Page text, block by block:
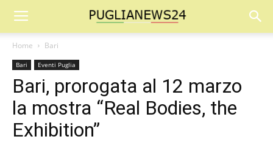
Home Bari
Bari Eventi Puglia
Bari, prorogata al 12 marzo
la mostra “Real Bodies, the
Exhibition”